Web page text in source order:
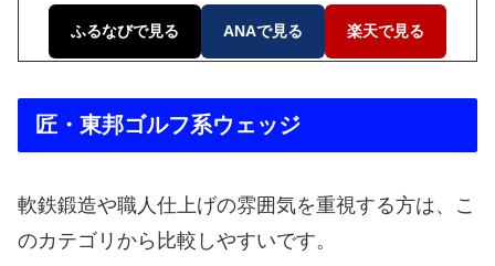
ふるなびで見る ANAで見る 楽天で見る
匠・東邦ゴルフ系ウェッジ
軟鉄鍛造や職人仕上げの雰囲気を重視する方は、こ
のカテゴリから比較しやすいです。